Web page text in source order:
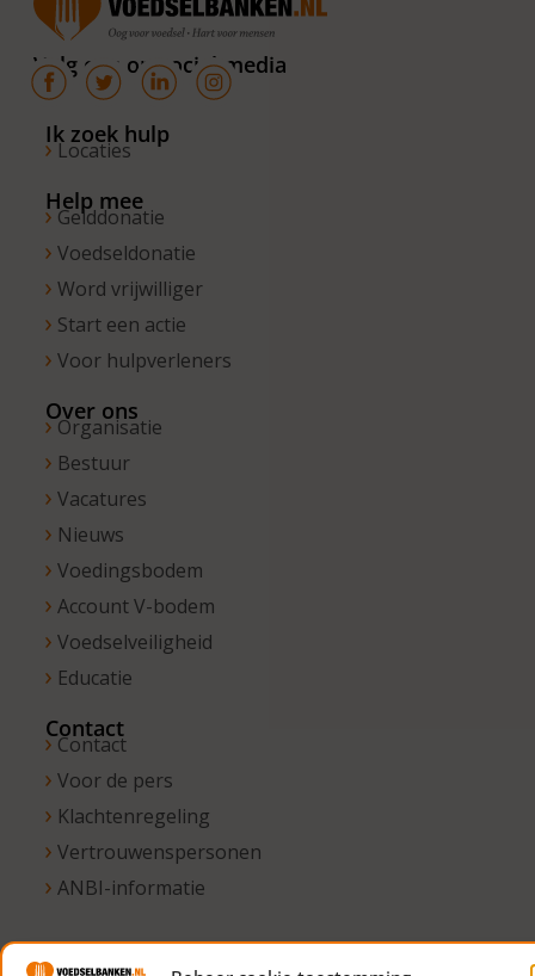
van 10.00 –
16.00 uur. Op
de vrijdagen
zijn wij
bereikbaar
van 10.00 –
Volg ons op social media
Ik zoek hulp
Locaties
Help mee
Gelddonatie
Voedseldonatie
Word vrijwilliger
Start een actie
Voor hulpverleners
Over ons
Organisatie
Bestuur
Vacatures
Nieuws
Voedingsbodem
Account V-bodem
Voedselveiligheid
Educatie
Contact
Contact
Voor de pers
Klachtenregeling
Vertrouwenspersonen
ANBI-informatie